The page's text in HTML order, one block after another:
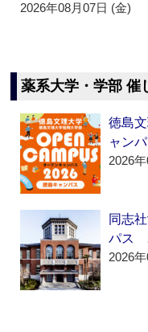
2026年08月07日 (金)
薬系大学・学部 催
徳島
ャン
2026
同志
パス
2026